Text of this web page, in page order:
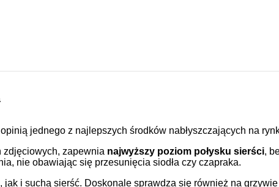
jednego z najlepszych środków nabłyszczających na
zdjęciowych, zapewnia najwyższy poziom połysku sierści,
nie obawiając się przesunięcia siodła czy czapraka.
i suchą sierść. Doskonale sprawdza się również na